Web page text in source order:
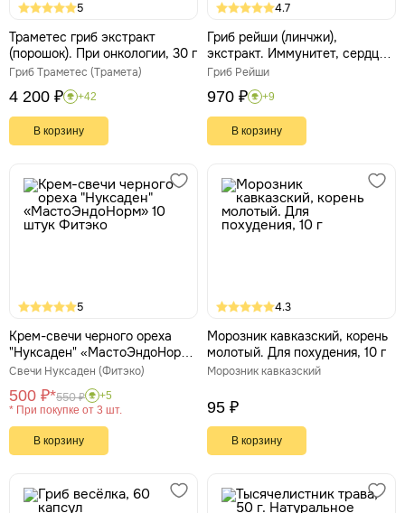
5
Траметес гриб экстракт
(порошок). При онкологии, 30 г
Гриб Траметес (Трамета)
4 200 ₽ +42
В корзину
4.7
Гриб рейши (линчжи),
экстракт. Иммунитет, сердце,
легкие, ЖКТ, 90 капсул
Гриб Рейши
970 ₽ +9
В корзину
5
Крем-свечи черного ореха
"Нуксаден" «МастоЭндоНорм»
10 штук Фитэко
Свечи Нуксаден (Фитэко)
500 ₽*550 ₽
* При покупке от 3 шт.
+5
В корзину
4.3
Морозник кавказский, корень
молотый. Для похудения, 10 г
Морозник кавказский
95 ₽
В корзину